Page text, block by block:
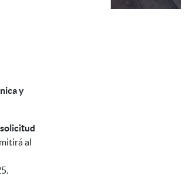
y
solicitud
al